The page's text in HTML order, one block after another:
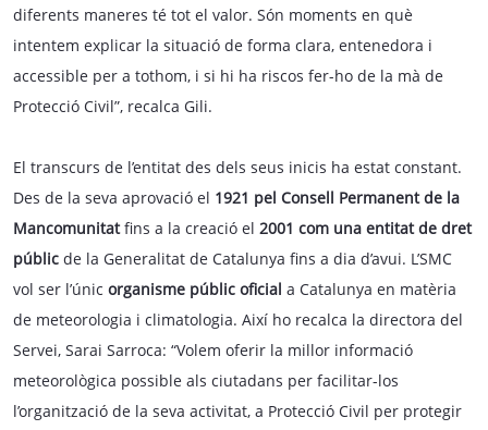
diferents maneres té tot el valor. Són moments en què
intentem explicar la situació de forma clara, entenedora i
accessible per a tothom, i si hi ha riscos fer-ho de la mà de
Protecció Civil”, recalca Gili.
El transcurs de l’entitat des dels seus inicis ha estat constant.
Des de la seva aprovació el 1921 pel Consell Permanent de la
Mancomunitatfins a la creació el 2001 com una entitat de dret
públic de la Generalitat de Catalunya fins a dia d’avui. L’SMC
vol ser l’únic organisme públic oficial a Catalunya en matèria
de meteorologia i climatologia. Així ho recalca la directora del
Servei, Sarai Sarroca: “Volem oferir la millor informació
meteorològica possible als ciutadans per facilitar-los
l’organització de la seva activitat, a Protecció Civil per protegir